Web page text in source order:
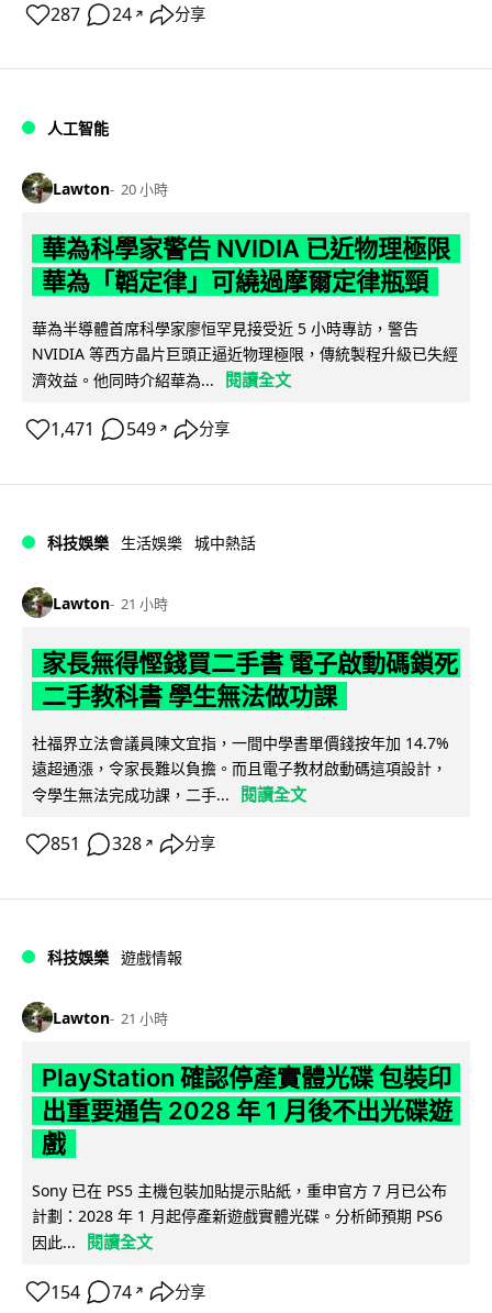
287 24 ↗ 分享
人工智能
Lawton 20 小時
華為科學家警告 NVIDIA 已近物理極限
華為「韜定律」可繞過摩爾定律瓶頸
華為半導體首席科學家廖恒罕見接受近 5 小時專訪，警告
NVIDIA 等西方晶片巨頭正逼近物理極限，傳統製程升級已失經
濟效益。他同時介紹華為...
閱讀全文
1,471 549 ↗ 分享
科技娛樂 生活娛樂 城中熱話
Lawton 21 小時
家長無得慳錢買二手書 電子啟動碼鎖死
二手教科書 學生無法做功課
社福界立法會議員陳文宜指，一間中學書單價錢按年加 14.7%
遠超通漲，令家長難以負擔。而且電子教材啟動碼這項設計，
令學生無法完成功課，二手...
閱讀全文
851 328 ↗ 分享
科技娛樂 遊戲情報
Lawton 21 小時
PlayStation 確認停產實體光碟 包裝印
出重要通告 2028 年 1 月後不出光碟遊
戲
Sony 已在 PS5 主機包裝加貼提示貼紙，重申官方 7 月已公布
計劃：2028 年 1 月起停產新遊戲實體光碟。分析師預期 PS6
因此...
閱讀全文
154 74 ↗ 分享